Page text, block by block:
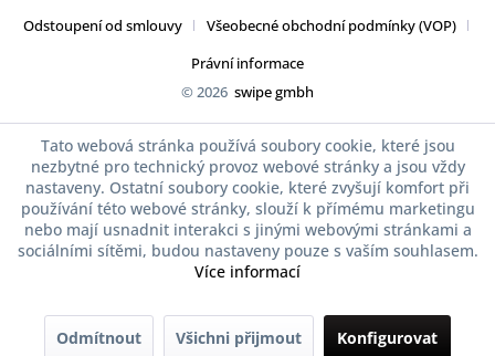
Odstoupení od smlouvy
Všeobecné obchodní podmínky (VOP)
Právní informace
© 2026 swipe gmbh
Tato webová stránka používá soubory cookie, které jsou
nezbytné pro technický provoz webové stránky a jsou vždy
nastaveny. Ostatní soubory cookie, které zvyšují komfort při
používání této webové stránky, slouží k přímému marketingu
nebo mají usnadnit interakci s jinými webovými stránkami a
sociálními sítěmi, budou nastaveny pouze s vaším souhlasem.
Více informací
Odmítnout Všichni přijmout Konfigurovat